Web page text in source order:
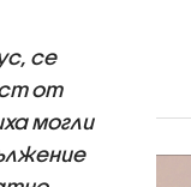
се
от
могли